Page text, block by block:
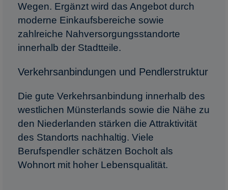
Wegen. Ergänzt wird das Angebot durch
moderne Einkaufsbereiche sowie
zahlreiche Nahversorgungsstandorte
innerhalb der Stadtteile.
Verkehrsanbindungen und Pendlerstruktur
Die gute Verkehrsanbindung innerhalb des
westlichen Münsterlands sowie die Nähe zu
den Niederlanden stärken die Attraktivität
des Standorts nachhaltig. Viele
Berufspendler schätzen Bocholt als
Wohnort mit hoher Lebensqualität.